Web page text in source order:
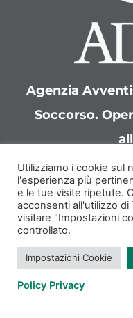
Agenzia
Soccorso.
Seguici Sui Social
Utilizziamo i cookie sul
l'esperienza più
e le tue visite ripetute.
acconsenti all'utilizzo di
visitare "Impostazioni
controllato.
Impostazioni Cookie
Policy Privacy